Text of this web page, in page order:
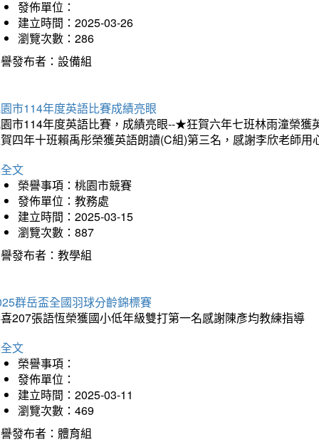
發佈單位：
建立時間：2025-03-26
瀏覽次數：286
發布者：設備組
市114年度英語比賽成績亮眼
市114年度英語比賽，成績亮眼--★狂賀六年七班林雨潼榮
四年十班賴禹彤榮獲英語朗讀(C組)第三名，感謝李欣老師
文
榮譽事項：桃園市競賽
發佈單位：教務處
建立時間：2025-03-15
瀏覽次數：887
發布者：教學組
群岳盃全國羽球分齡錦標賽
207張語恆榮獲國小低年級雙打第一名感謝陳彥均教練指導
文
榮譽事項：
發佈單位：
建立時間：2025-03-11
瀏覽次數：469
發布者：體育組